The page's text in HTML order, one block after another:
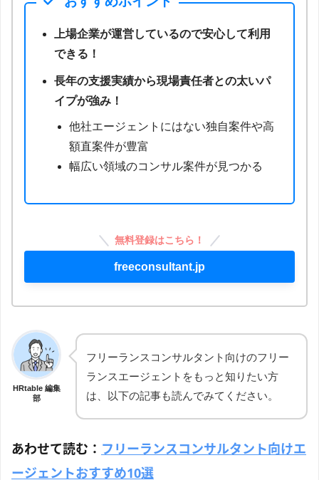
上場企業が運営しているので安心して利用
できる！
長年の支援実績から現場責任者との太いパ
イプが強み！
他社エージェントにはない独自案件や高
額直案件が豊富
幅広い領域のコンサル案件が見つかる
無料登録はこちら！
freeconsultant.jp
HRtable 編集
部
フリーランスコンサルタント向けのフリー
ランスエージェントをもっと知りたい方
は、以下の記事も読んでみてください。
あわせて読む： フリーランスコンサルタント向けエ
ージェントおすすめ10選